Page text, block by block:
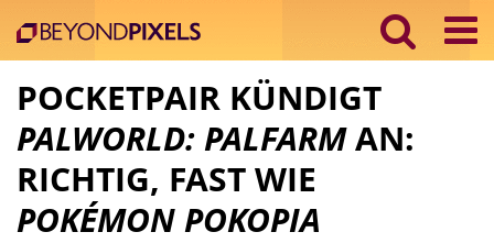
POCKETPAIR KÜNDIGT
PALWORLD: PALFARMAN:
RICHTIG, FAST WIE
POKÉMON POKOPIA